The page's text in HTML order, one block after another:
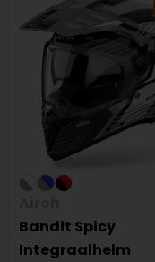
Bandit Spicy
Integraalhelm